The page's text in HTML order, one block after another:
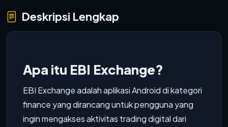
Deskripsi Lengkap
Apa itu EBI Exchange?
EBI Exchange adalah aplikasi Android di kategori
finance yang dirancang untuk pengguna yang
ingin mengakses aktivitas trading digital dari